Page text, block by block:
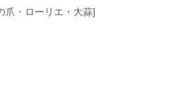
爪・ローリエ・大蒜]